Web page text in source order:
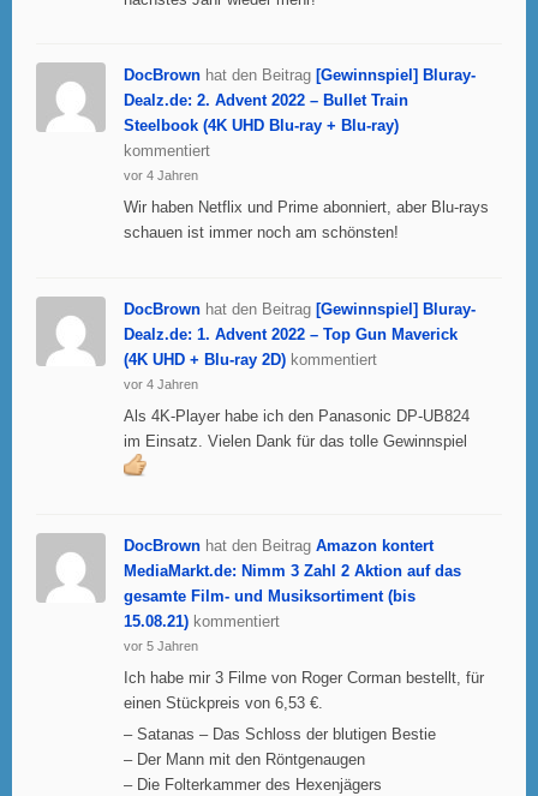
DocBrown hat den Beitrag [Gewinnspiel] Bluray-
Dealz.de: 2. Advent 2022 – Bullet Train
Steelbook (4K UHD Blu-ray + Blu-ray)
kommentiert
vor 4 Jahren
Wir haben Netflix und Prime abonniert, aber Blu-rays
schauen ist immer noch am schönsten!
DocBrown hat den Beitrag [Gewinnspiel] Bluray-
Dealz.de: 1. Advent 2022 – Top Gun Maverick
(4K UHD + Blu-ray 2D) kommentiert
vor 4 Jahren
Als 4K-Player habe ich den Panasonic DP-UB824
im Einsatz. Vielen Dank für das tolle Gewinnspiel
DocBrown hat den Beitrag Amazon kontert
MediaMarkt.de: Nimm 3 Zahl 2 Aktion auf das
gesamte Film- und Musiksortiment (bis
15.08.21) kommentiert
vor 5 Jahren
Ich habe mir 3 Filme von Roger Corman bestellt, für
einen Stückpreis von 6,53 €.
– Satanas – Das Schloss der blutigen Bestie
– Der Mann mit den Röntgenaugen
– Die Folterkammer des Hexenjägers